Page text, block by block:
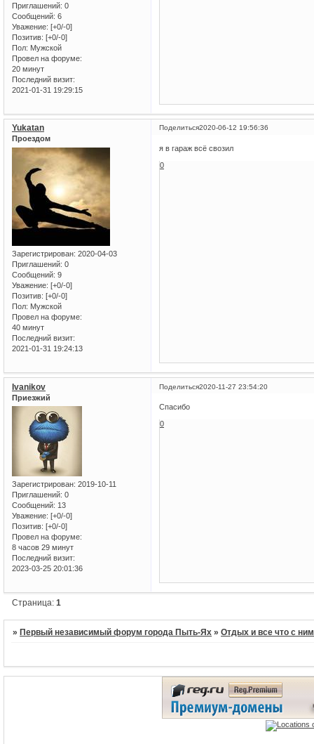
Приглашений: 0
Сообщений: 6
Уважение: [+0/-0]
Позитив: [+0/-0]
Пол: Мужской
Провел на форуме:
20 минут
Последний визит:
2021-01-31 19:29:15
Поделиться2020-06-12 19:56:36
Yukatan
Проездом
Зарегистрирован: 2020-04-03
Приглашений: 0
Сообщений: 9
Уважение: [+0/-0]
Позитив: [+0/-0]
Пол: Мужской
Провел на форуме:
40 минут
Последний визит:
2021-01-31 19:24:13
я в гараж всё свозил
0
Поделиться2020-11-27 23:54:20
Ivanikov
Приезжий
Зарегистрирован: 2019-10-11
Приглашений: 0
Сообщений: 13
Уважение: [+0/-0]
Позитив: [+0/-0]
Провел на форуме:
8 часов 29 минут
Последний визит:
2023-03-25 20:01:36
Спасибо
0
Страница:1
»Первый независимый форум города Пыть-Ях »Отдых и все что с